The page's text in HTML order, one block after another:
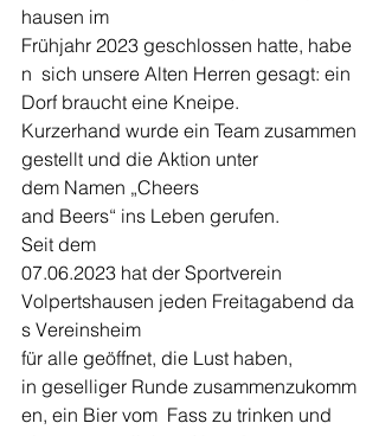
hausen im
Frühjahr 2023 geschlossen hatte, habe
n  sich unsere Alten Herren gesagt: ein
Dorf braucht eine Kneipe.
Kurzerhand wurde ein Team zusammen
gestellt und die Aktion unter
dem Namen „Cheers
and Beers“ ins Leben gerufen.
Seit dem
07.06.2023 hat der Sportverein
Volpertshausen jeden Freitagabend da
s Vereinsheim
für alle geöffnet, die Lust haben,
in geselliger Runde zusammenzukomm
en, ein Bier vom  Fass zu trinken und